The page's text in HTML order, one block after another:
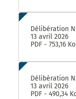
Délibération
13 avril 2026
PDF - 753,16 Ko
Délibération
13 avril 2026
PDF - 490,34